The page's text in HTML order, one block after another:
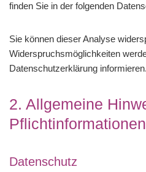
finden Sie in der folgenden
Sie können dieser Analyse
Widerspruchsmöglichkeiten
Datenschutzerklärung informieren.
2. Allgemeine
Pflichtinformationen
Datenschutz